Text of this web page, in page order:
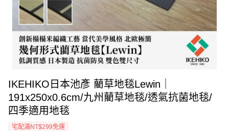
IKEHIKO日本池彥 藺草地毯Lewin｜
191x250x0.6cm/九州藺草地毯/透氣抗菌地毯/
四季適用地毯
宅配滿NT$299免運